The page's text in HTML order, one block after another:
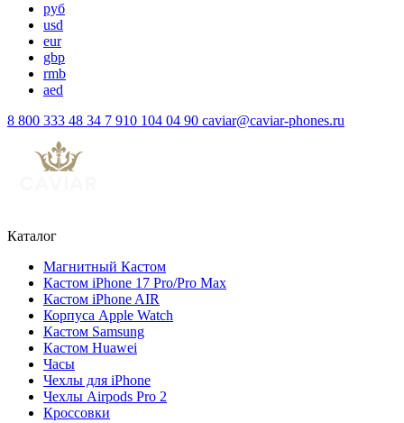
руб
usd
eur
gbp
rmb
aed
8 800 333 48 34 7 910 104 04 90 caviar@caviar-phones.ru
Каталог
Магнитный Кастом
Кастом iPhone 17 Pro/Pro Max
Кастом iPhone AIR
Корпуса Apple Watch
Кастом Samsung
Кастом Huawei
Часы
Чехлы для iPhone
Чехлы Airpods Pro 2
Кроссовки